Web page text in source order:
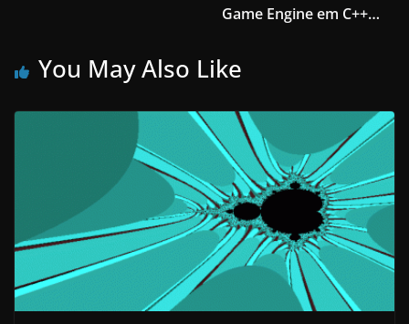
Game Engine em C++…
You May Also Like